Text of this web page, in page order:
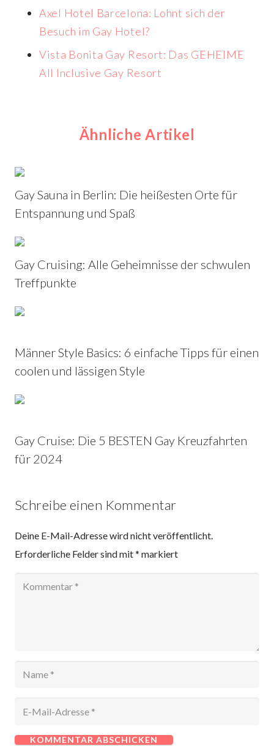
Axel Hotel Barcelona: Lohnt sich der
Besuch im Gay Hotel?
Vista Bonita Gay Resort: Das GEHEIME
All Inclusive Gay Resort
Ähnliche Artikel
Gay Sauna in Berlin: Die heißesten Orte für
Entspannung und Spaß
Gay Cruising: Alle Geheimnisse der schwulen
Treffpunkte
Männer Style Basics: 6 einfache Tipps für einen
coolen und lässigen Style
Gay Cruise: Die 5 BESTEN Gay Kreuzfahrten
für 2024
Schreibe einen Kommentar
Deine E-Mail-Adresse wird nicht veröffentlicht.
Erforderliche Felder sind mit* markiert
KOMMENTAR ABSCHICKEN